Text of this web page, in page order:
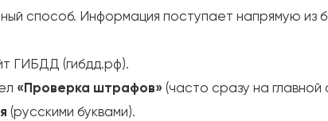
способ. Информация поступает напрямую из
ГИБДД (гибдд.рф).
«Проверка штрафов» (часто сразу на главной
(русскими буквами).